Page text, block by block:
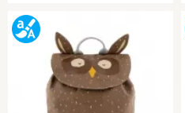
Com alças ajustáveis e faixa
peitoral para maior conforto